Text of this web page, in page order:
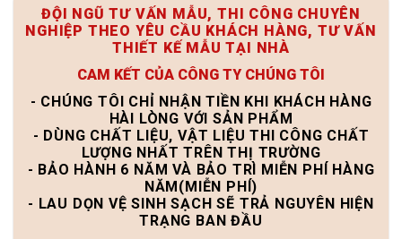
ĐỘI NGŨ TƯ VẤN MẪU, THI CÔNG CHUYÊN
NGHIỆP THEO YÊU CẦU KHÁCH HÀNG, TƯ VẤN
THIẾT KẾ MẪU TẠI NHÀ
CAM KẾT CỦA CÔNG TY CHÚNG TÔI
- CHÚNG TÔI CHỈ NHẬN TIỀN KHI KHÁCH HÀNG
HÀI LÒNG VỚI SẢN PHẨM
- DÙNG CHẤT LIỆU, VẬT LIỆU THI CÔNG CHẤT
LƯỢNG NHẤT TRÊN THỊ TRƯỜNG
- BẢO HÀNH 6 NĂM VÀ BẢO TRÌ MIỄN PHÍ HÀNG
NĂM(MIỄN PHÍ)
- LAU DỌN VỆ SINH SẠCH SẼ TRẢ NGUYÊN HIỆN
TRẠNG BAN ĐẦU